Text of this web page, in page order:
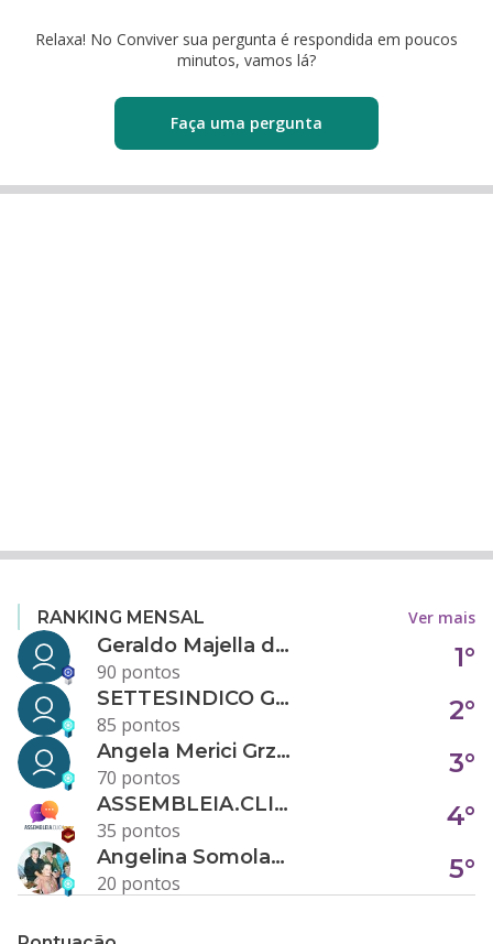
Relaxa! No Conviver sua pergunta é respondida em poucos
minutos, vamos lá?
Faça uma pergunta
RANKING MENSAL Ver mais
Geraldo Majella da Silva
90 pontos
1°
SETTESINDICO GOVERNANÇA CONDOMINIAL
85 pontos
2°
Angela Merici Grzybowski
70 pontos
3°
ASSEMBLEIA.CLICK
35 pontos
4°
Angelina Somolanji R. Oliveira
20 pontos
5°